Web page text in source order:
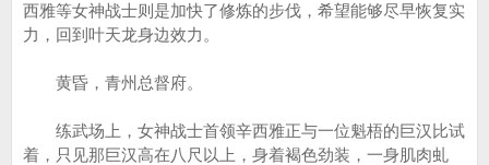
西雅等女神战士则是加快了修炼的步伐，希望能够尽早恢复实
力，回到叶天龙身边效力。
黄昏，青州总督府。
练武场上，女神战士首领辛西雅正与一位魁梧的巨汉比试
着，只见那巨汉高在八尺以上，身着褐色劲装，一身肌肉虬